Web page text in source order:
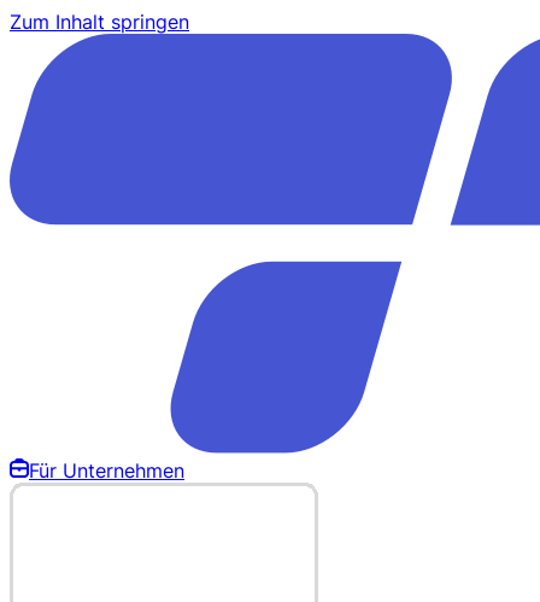
Zum Inhalt springen
Für Unternehmen